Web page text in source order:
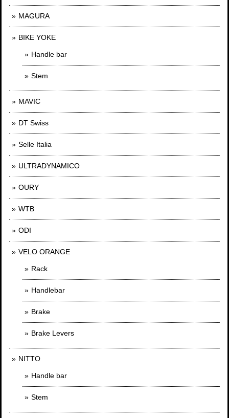
MAGURA
BIKE YOKE
Handle bar
Stem
MAVIC
DT Swiss
Selle Italia
ULTRADYNAMICO
OURY
WTB
ODI
VELO ORANGE
Rack
Handlebar
Brake
Brake Levers
NITTO
Handle bar
Stem